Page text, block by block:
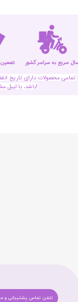
تمامی محصولات دارای تاریخ
باشد، با لیبل مشخص نمایش داده می شود و شامل تخفیف ویژه می گردد!
سریع به سراسر کشور
تلفن تماس پشتیبانی و مشاوره :